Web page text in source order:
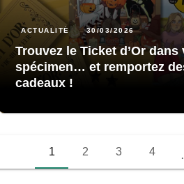
ACTUALITÉ 30/03/2026
Trouvez le Ticket d’Or dans
spécimen… et remportez
cadeaux !
1 2 3 4